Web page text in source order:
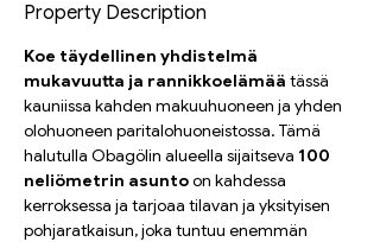
Property Description
Koe täydellinen yhdistelmä
mukavuutta ja rannikkoelämää tässä
kauniissa kahden makuuhuoneen ja yhden
olohuoneen paritalohuoneistossa. Tämä
halutulla Obagölin alueella sijaitseva 100
neliömetrin asunto on kahdessa
kerroksessa ja tarjoaa tilavan ja yksityisen
pohjaratkaisun, joka tuntuu enemmän